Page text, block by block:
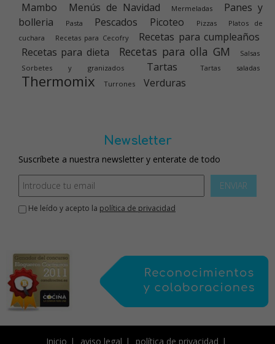
Mambo Menús de Navidad Mermeladas
Panes y
bolleria
Pasta Pescados Picoteo Pizzas
Platos de
cuchara
Recetas para Cecofry
Recetas para cumpleaños
Recetas para dieta
Recetas para olla GM
Salsas
Sorbetes y granizados
Tartas Tartas saladas
Thermomix Turrones Verduras
Newsletter
Suscríbete a nuestra newsletter y enterate de todo
ENVIAR
He leído y acepto la política de privacidad
Inicio aviso legal política de privacidad